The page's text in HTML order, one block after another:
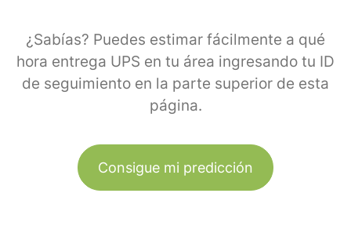
¿Sabías? Puedes estimar fácilmente a qué
hora entrega UPS en tu área ingresando tu ID
de seguimiento en la parte superior de esta
página.
Consigue mi predicción